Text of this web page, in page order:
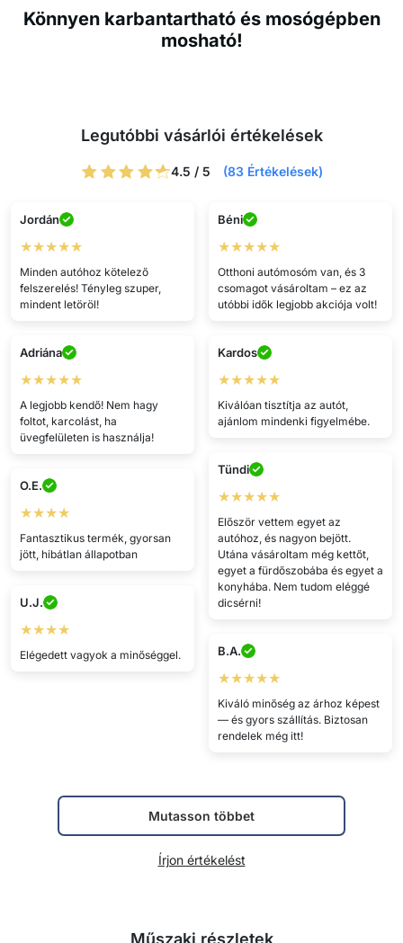
Könnyen karbantartható és mosógépben
mosható!
Legutóbbi vásárlói értékelések
4.5 / 5 (83 Értékelések)
Jordán
★★★★★
Minden autóhoz kötelező
felszerelés! Tényleg szuper,
mindent letöröl!
Béni
★★★★★
Otthoni autómosóm van, és 3
csomagot vásároltam – ez az
utóbbi idők legjobb akciója volt!
Adriána
★★★★★
A legjobb kendő! Nem hagy
foltot, karcolást, ha
üvegfelületen is használja!
Kardos
★★★★★
Kiválóan tisztítja az autót,
ajánlom mindenki figyelmébe.
Tündi
★★★★★
Először vettem egyet az
autóhoz, és nagyon bejött.
Utána vásároltam még kettőt,
egyet a fürdőszobába és egyet a
konyhába. Nem tudom eléggé
dicsérni!
O.E.
★★★★
Fantasztikus termék, gyorsan
jött, hibátlan állapotban
U.J.
★★★★
Elégedett vagyok a minőséggel. B.A.
★★★★★
Kiváló minőség az árhoz képest
— és gyors szállítás. Biztosan
rendelek még itt!
Mutasson többet
Írjon értékelést
Műszaki részletek